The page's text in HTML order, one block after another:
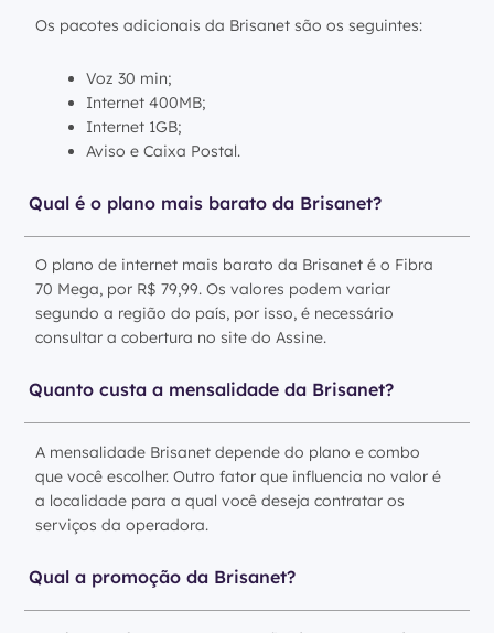
Os pacotes adicionais da Brisanet são os seguintes:
Voz 30 min;
Internet 400MB;
Internet 1GB;
Aviso e Caixa Postal.
Qual é o plano mais barato da Brisanet?
O plano de internet mais barato da Brisanet é o Fibra
70 Mega, por R$ 79,99. Os valores podem variar
segundo a região do país, por isso, é necessário
consultar a cobertura no site do Assine.
Quanto custa a mensalidade da Brisanet?
A mensalidade Brisanet depende do plano e combo
que você escolher. Outro fator que influencia no valor é
a localidade para a qual você deseja contratar os
serviços da operadora.
Qual a promoção da Brisanet?